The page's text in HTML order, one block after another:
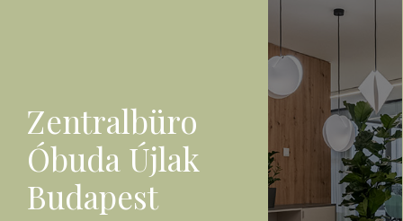
Zentralbüro
Óbuda Újlak
Budapest